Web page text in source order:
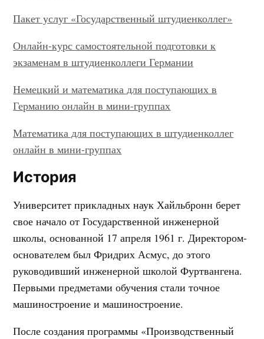
Пакет услуг «Государственный штудиенколлег»
Онлайн-курс самостоятельной подготовки к
экзаменам в штудиенколлеги Германии
Немецкий и математика для поступающих в
Германию онлайн в мини-группах
Математика для поступающих в штудиенколлег
онлайн в мини-группах
История
Университет прикладных наук Хайльбронн берет
свое начало от Государственной инженерной
школы, основанной 17 апреля 1961 г. Директором-
основателем был Фридрих Асмус, до этого
руководивший инженерной школой Фуртвангена.
Первыми предметами обучения стали точное
машиностроение и машиностроение.
После создания программы «Производственный